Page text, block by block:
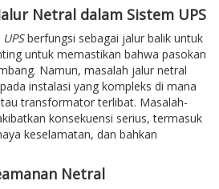
Netral dalam Sistem UPS
UPSberfungsi sebagai jalur balik untuk
untuk memastikan bahwa pasokan
Namun, masalah jalur netral
instalasi yang kompleks di mana
transformator terlibat. Masalah-
konsekuensi serius, termasuk
keselamatan, dan bahkan
Netral